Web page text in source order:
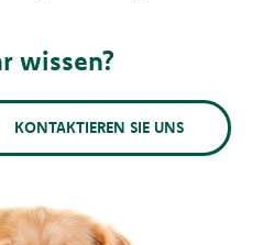
wissen?
KONTAKTIEREN SIE UNS